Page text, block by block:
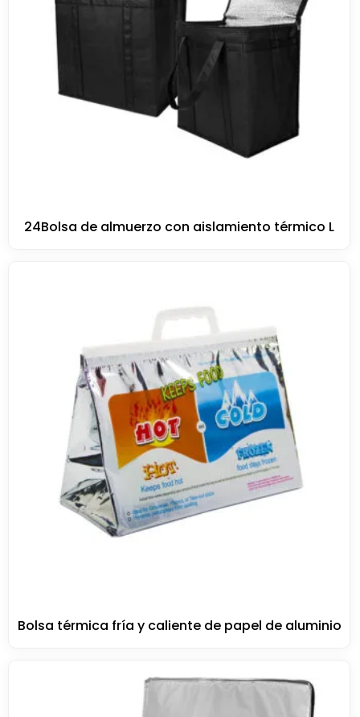
24Bolsa de almuerzo con aislamiento térmico L
Bolsa térmica fría y caliente de papel de aluminio